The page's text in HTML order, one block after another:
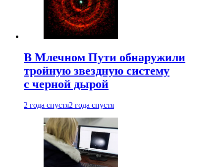
В Млечном Пути обнаружили
тройную звездную систему
с черной дырой
2 года спустя2 года спустя